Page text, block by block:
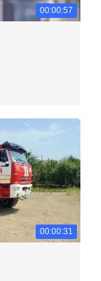
00:00:57
00:00:31